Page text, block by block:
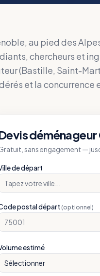
au pied des
chercheurs et
(Bastille, Saint-
et la concurrence
déménageur
sans engagement —
de départ
postal départ (optionnel)
estimé
Sélectionner